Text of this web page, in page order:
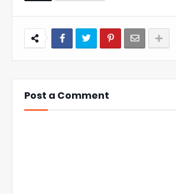
Post a Comment